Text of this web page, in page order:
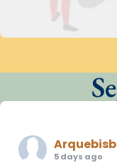
5 days ago